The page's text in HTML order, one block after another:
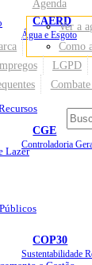
CAERD
Água e Esgoto
CGE
Controladoria
COP30
Sustentabilidade
Agenda
Ver a
Como
LGPD
Lazer